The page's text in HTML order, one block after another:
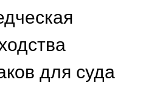
для суда